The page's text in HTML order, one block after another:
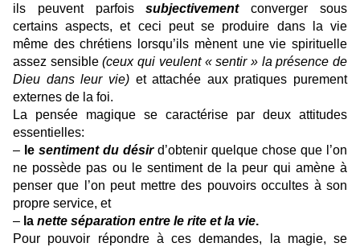
ils peuvent parfoissubjectivementconverger sous
certains aspects, et ceci peut se produire dans la vie
même des chrétiens lorsqu’ils mènent une vie spirituelle
assez sensible(ceux qui veulent « sentir » la présence de
Dieu dans leur vie)et attachée aux pratiques purement
externes de la foi.
La pensée magique se caractérise par deux attitudes
essentielles:
– le sentiment du désird’obtenir quelque chose que l’on
ne possède pas ou le sentiment de la peur qui amène à
penser que l’on peut mettre des pouvoirs occultes à son
propre service, et
– la nette séparation entre le rite et la vie.
Pour pouvoir répondre à ces demandes, la magie, se